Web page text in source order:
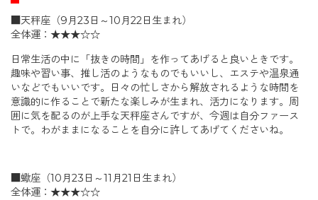
■天秤座（9月23日～10月22日生まれ）
全体運：★★★☆☆
日常生活の中に「抜きの時間」を作ってあげると良いときです。
趣味や習い事、推し活のようなものでもいいし、エステや温泉通
いなどでもいいです。日々の忙しさから解放されるような時間を
意識的に作ることで新たな楽しみが生まれ、活力になります。周
囲に気を配るのが上手な天秤座さんですが、今週は自分ファース
トで。わがままになることを自分に許してあげてくださいね。
■蠍座（10月23日～11月21日生まれ）
全体運：★★★☆☆